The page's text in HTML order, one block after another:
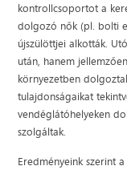
kontrollcsoportot a
dolgozó nők (pl. bolti
újszülöttjei alkották.
után, hanem
környezetben
tulajdonságaikat
vendéglátóhelyeken
szolgáltak.
Eredményeink szerint